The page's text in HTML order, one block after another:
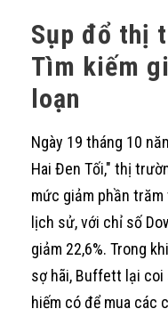
Sụp đổ thị
Tìm kiếm
loạn
Ngày 19 tháng 10
Hai Đen Tối," thị
mức giảm phần
lịch sử, với chỉ số
giảm 22,6%. Trong
sợ hãi, Buffett lại coi
hiếm có để mua các